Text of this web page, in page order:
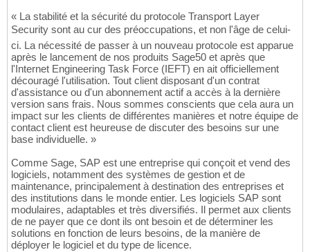
« La stabilité et la sécurité du protocole Transport Layer
Security sont au cur des préoccupations, et non l'âge de celui-
ci. La nécessité de passer à un nouveau protocole est apparue
après le lancement de nos produits Sage50 et après que
l'Internet Engineering Task Force (IEFT) en ait officiellement
découragé l'utilisation. Tout client disposant d'un contrat
d'assistance ou d'un abonnement actif a accès à la dernière
version sans frais. Nous sommes conscients que cela aura un
impact sur les clients de différentes manières et notre équipe de
contact client est heureuse de discuter des besoins sur une
base individuelle. »
Comme Sage, SAP est une entreprise qui conçoit et vend des
logiciels, notamment des systèmes de gestion et de
maintenance, principalement à destination des entreprises et
des institutions dans le monde entier. Les logiciels SAP sont
modulaires, adaptables et très diversifiés. Il permet aux clients
de ne payer que ce dont ils ont besoin et de déterminer les
solutions en fonction de leurs besoins, de la manière de
déployer le logiciel et du type de licence.